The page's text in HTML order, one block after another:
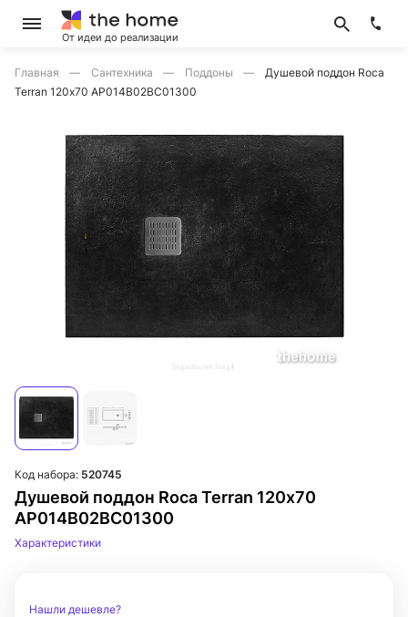
От идеи до реализации
Главная Сантехника Поддоны
Душевой поддон Roca
Terran 120х70 AP014B02BC01300
Душевой поддон Roca Terran 120х70
AP014B02BC01300
Код набора: 520745
Характеристики
Нашли дешевле?